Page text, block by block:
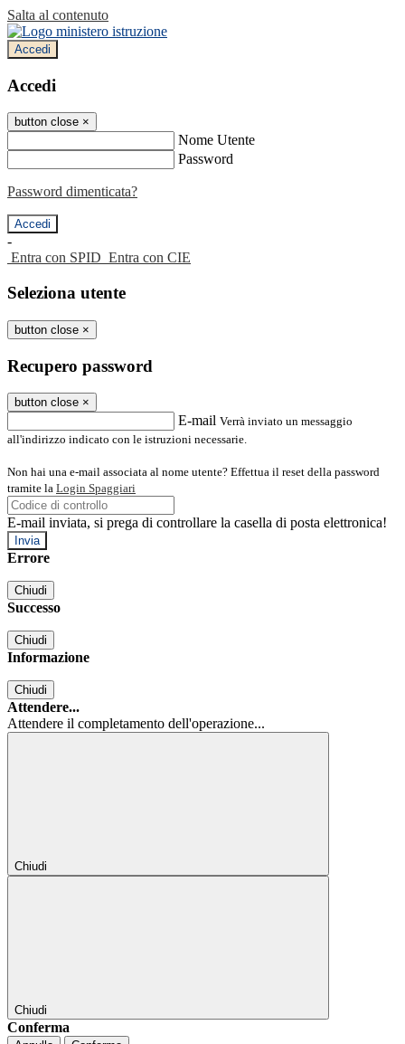
Salta al contenuto
Accedi
Accedi
button close ×
Nome Utente
Password
Password dimenticata?
-
Entra con SPID Entra con CIE
Seleziona utente
button close ×
Recupero password
button close ×
E-mail Verrà inviato un messaggio
all'indirizzo indicato con le istruzioni necessarie.
Non hai una e-mail associata al nome utente? Effettua il reset della password
tramite la Login Spaggiari
E-mail inviata, si prega di controllare la casella di posta elettronica!
Errore
Chiudi
Successo
Chiudi
Informazione
Chiudi
Attendere...
Attendere il completamento dell'operazione...
Chiudi
Chiudi
Conferma